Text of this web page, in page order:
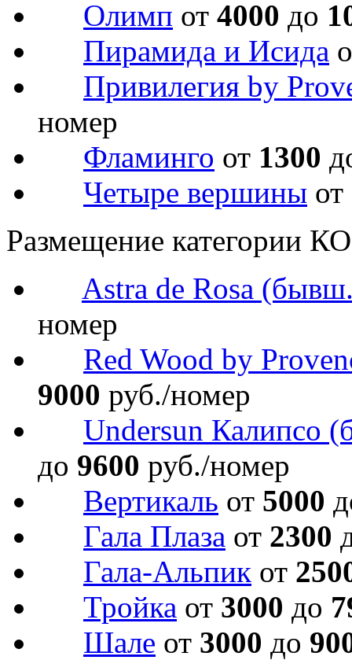
Олимп от 4000 до
Пирамида и Исида
Привилегия by
номер
Фламинго от 1300
Четыре вершины от
Размещение категории
Astra de Rosa
номер
Red Wood by
9000 руб./номер
Undersun Калипсо
до 9600 руб./номер
Вертикаль от 5000
Гала Плаза от 2300
Гала-Альпик от
Тройка от 3000 до
Шале от 3000 до